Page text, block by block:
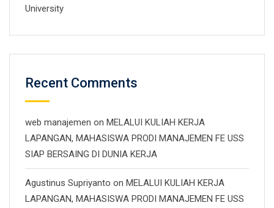
University
Recent Comments
web manajemen on MELALUI KULIAH KERJA
LAPANGAN, MAHASISWA PRODI MANAJEMEN FE USS
SIAP BERSAING DI DUNIA KERJA
Agustinus Supriyanto on MELALUI KULIAH KERJA
LAPANGAN, MAHASISWA PRODI MANAJEMEN FE USS